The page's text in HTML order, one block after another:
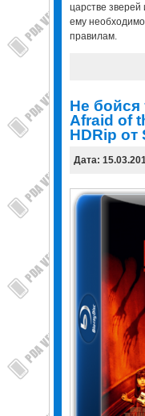
царстве
ему
правилам.
Не бойся
Afraid of
HDRip от
Дата: